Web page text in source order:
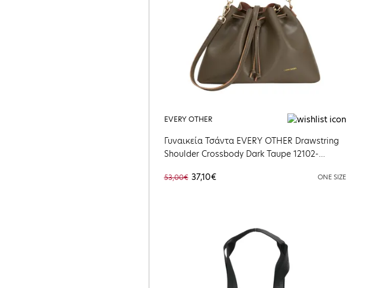
EVERY OTHER
Γυναικεία Τσάντα EVERY OTHER Drawstring
Shoulder Crossbody Dark Taupe 12102-
53,00€ 37,10€ ONE SIZE